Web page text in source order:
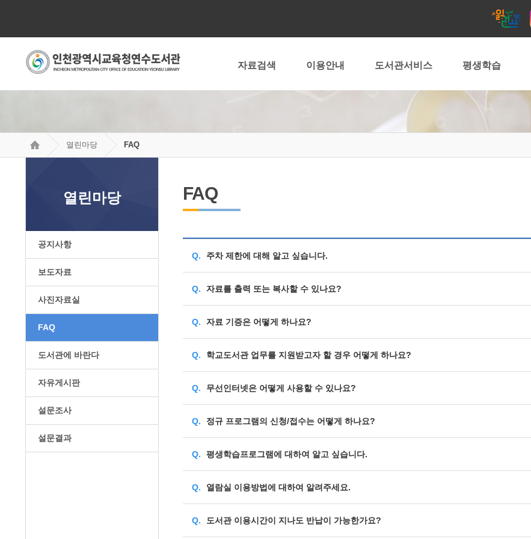
자료검색 이용안내 도서관서비스 평생학습
열린마당 FAQ
열린마당
공지사항
보도자료
사진자료실
FAQ
도서관에 바란다
자유게시판
설문조사
설문결과
FAQ
Q. 주차 제한에 대해 알고 싶습니다.
Q. 자료를 출력 또는 복사할 수 있나요?
Q. 자료 기증은 어떻게 하나요?
Q. 학교도서관 업무를 지원받고자 할 경우 어떻게 하나요?
Q. 무선인터넷은 어떻게 사용할 수 있나요?
Q. 정규 프로그램의 신청/접수는 어떻게 하나요?
Q. 평생학습프로그램에 대하여 알고 싶습니다.
Q. 열람실 이용방법에 대하여 알려주세요.
Q. 도서관 이용시간이 지나도 반납이 가능한가요?